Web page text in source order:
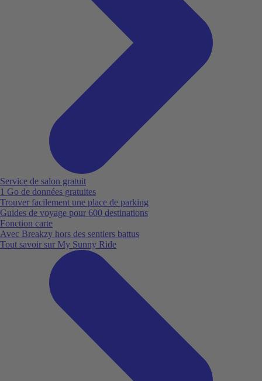
Service de salon gratuit
1 Go de données gratuites
Trouver facilement une place de parking
Guides de voyage pour 600 destinations
Fonction carte
Avec Breakzy hors des sentiers battus
Tout savoir sur My Sunny Ride